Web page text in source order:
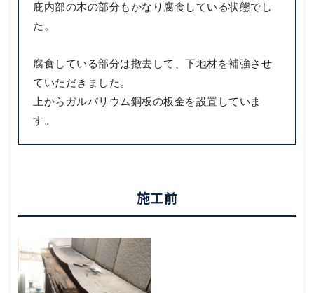
庇内部の木の部分もかなり腐食している状態でし
た。
腐食している部分は撤去して、下地材を補強させ
ていただきました。
上からガルバリウム鋼板の板金を設置していま
す。
施工前